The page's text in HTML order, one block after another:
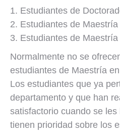
Estudiantes de
Estudiantes de
Estudiantes de
Normalmente no se
estudiantes de Maestría
Los estudiantes que ya
departamento y que han
satisfactorio cuando se
tienen prioridad sobre los